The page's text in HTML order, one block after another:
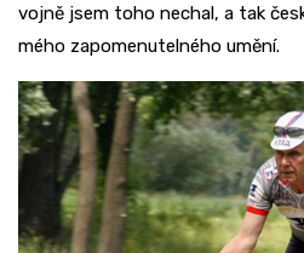
vojně jsem toho nechal, a tak
mého zapomenutelného umění.